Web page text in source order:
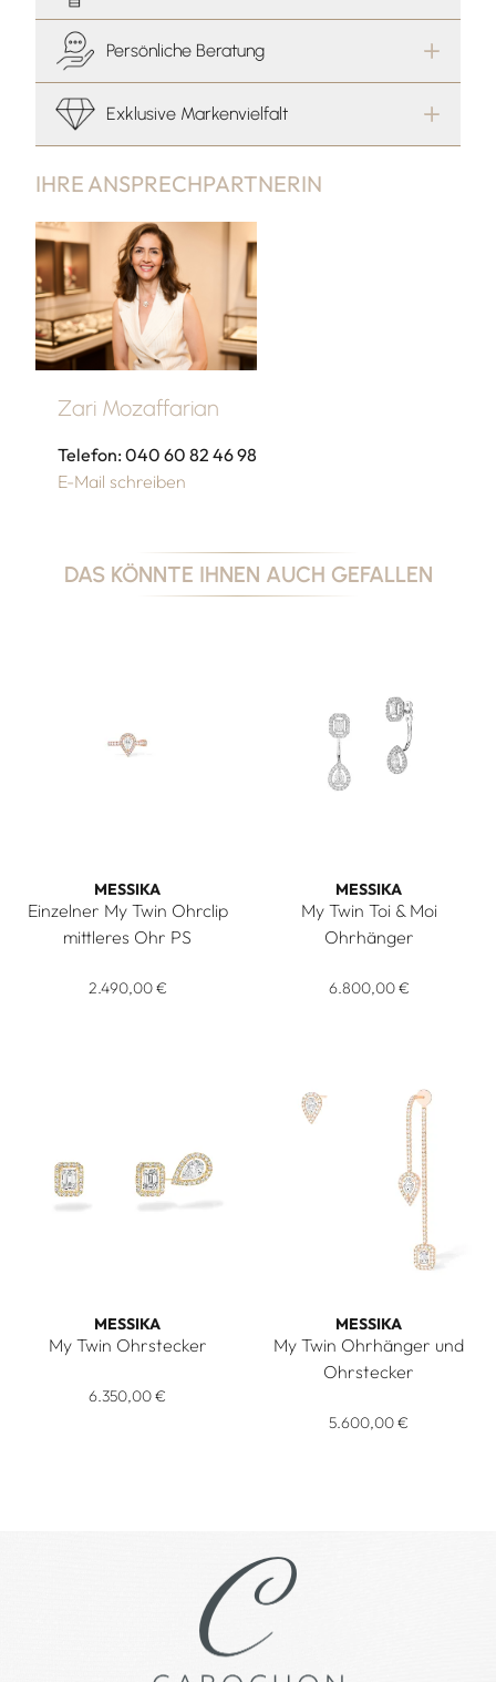
IHRE ANSPRECHPARTNERIN
Zari Mozaffarian
Telefon: 040 60 82 46 98
E-Mail schreiben
Persönliche Beratung
Exklusive Markenvielfalt
DAS KÖNNTE IHNEN AUCH GEFALLEN
MESSIKA
Einzelner My Twin Ohrclip
mittleres Ohr PS
2.490,00 €
MESSIKA
My Twin Toi & Moi
Ohrhänger
6.800,00 €
MESSIKA
My Twin Ohrstecker
Messika My Twin Ohrstecker, Ref: 12886-YG, Preis:
6.350,00 €
MESSIKA
My Twin Ohrhänger und
Ohrstecker
5.600,00 €